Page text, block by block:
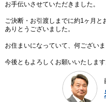
お手伝いさせていただきました。
ご決断・お引渡しまでに約1ヶ月と
ありとうございました。
お住まいになっていて、何ござい
今後ともよろしくお願いいたします